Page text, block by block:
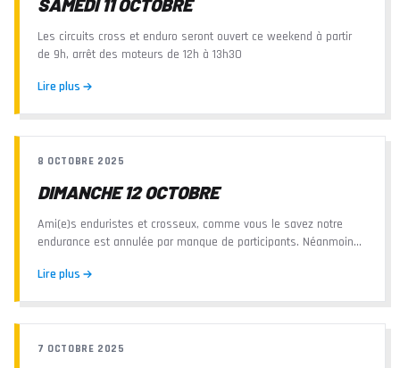
SAMEDI 11 OCTOBRE
Les circuits cross et enduro seront ouvert ce weekend à partir
de 9h, arrêt des moteurs de 12h à 13h30
Lire plus
8 OCTOBRE 2025
DIMANCHE 12 OCTOBRE
Ami(e)s enduristes et crosseux, comme vous le savez notre
endurance est annulée par manque de participants. Néanmoins
Lire plus
7 OCTOBRE 2025